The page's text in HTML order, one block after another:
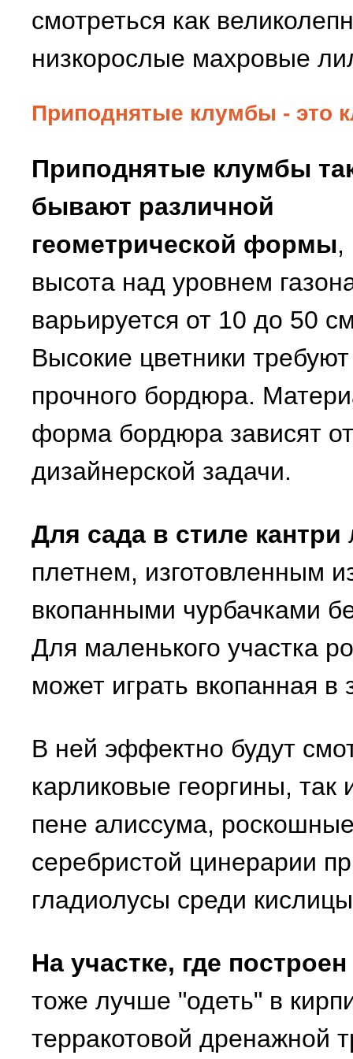
смотреться как
низкорослые махровые
Приподнятые клумбы - это
Приподнятые клумбы
бывают различной
геометрической формы,
высота над уровнем
варьируется от 10 до 50
Высокие цветники требуют
прочного бордюра.
форма бордюра зависят от
дизайнерской задачи.
Для сада в стиле кантри
плетнем, изготовленным
вкопанными чурбачками
Для маленького участка
может играть вкопанная
В ней эффектно будут
карликовые георгины, так
пене алиссума,
серебристой цинерарии
гладиолусы среди
На участке, где
тоже лучше "одеть" в
терракотовой дренажной